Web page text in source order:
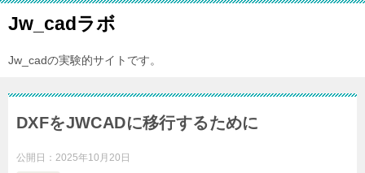
Jw_cadラボ
Jw_cadの実験的サイトです。
DXFをJWCADに移行するために
公開日： 2025年10月20日